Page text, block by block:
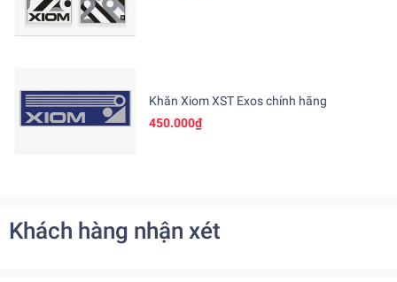
Khăn Xiom XST Exos chính hãng
450.000₫
Khách hàng nhận xét